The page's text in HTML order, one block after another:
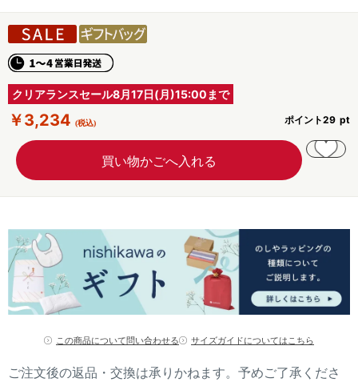
クリアランスセール8月17日(月)15:00まで
￥3,234 ポイント29
この商品について問い合わせる サイズガイドについてはこちら
ご注文後の返品・交換は承りかねます。予めご了承くださ